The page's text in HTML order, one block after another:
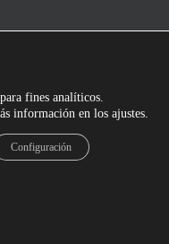
fines analíticos.
información en los ajustes.
Configuración